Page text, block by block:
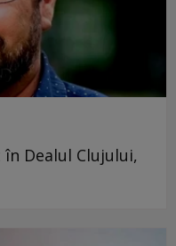
Dealul Clujului,